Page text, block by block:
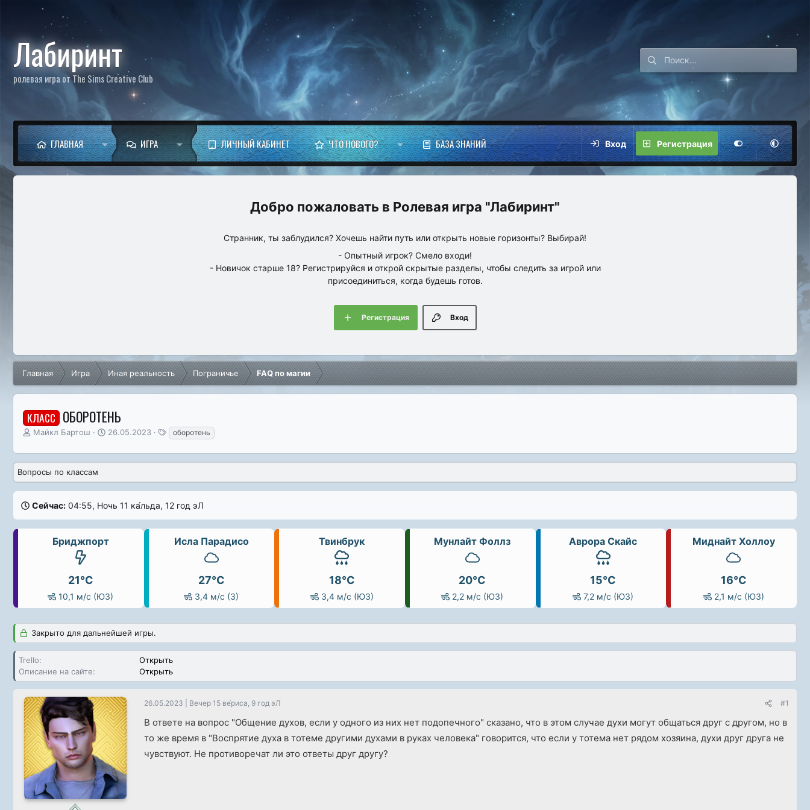
Лабиринт
ролевая игра от The Sims Creative Club
ГЛАВНАЯ ИГРА ЛИЧНЫЙ КАБИНЕТ ЧТО НОВОГО? БАЗА ЗНАНИЙ Вход Регистрация
Ролевая игра "Лабиринт"
Странник, ты заблудился? Хочешь найти путь или открыть новые горизонты? Выбирай!
- Опытный игрок? Смело входи!
- Новичок старше 18? Регистрируйся и открой скрытые разделы, чтобы следить за игрой или
присоединиться, когда будешь готов.
Вход
Регистрация
Главная Игра Иная реальность Пограничье FAQ по магии
КЛАСС ОБОРОТЕНЬ
А
т
о
р
т
е
м
Майкл Бартош
Д
т
а
а
а
26.05.2023
Т
г
и
оборотень
Вопросы по классам
Сейчас: 04:55, Ночь 11 ка́льда, 12 год эЛ
Бриджпорт
21°C
10,1 м/с (ЮЗ)
Исла Парадисо
27°C
3,4 м/с (З)
Твинбрук
18°C
3,4 м/с (ЮЗ)
Мунлайт Фоллз
20°C
2,2 м/с (ЮЗ)
Аврора Скайс
15°C
7,2 м/с (ЮЗ)
Миднайт Холлоу
16°C
2,1 м/с (ЮЗ)
Закрыто для дальнейшей игры.
Trello
Открыть
Описание на сайте
Открыть
26.05.2023 Вечер 15 ве́риса, 9 год эЛ #1
В ответе на вопрос "Общение духов, если у одного из них нет подопечного" сказано, что в этом случае духи могут общаться друг с другом, но в
то же время в "Воспрятие духа в тотеме другими духами в руках человека" говорится, что если у тотема нет рядом хозяина, духи друг друга не
чувствуют. Не противоречат ли это ответы друг другу?